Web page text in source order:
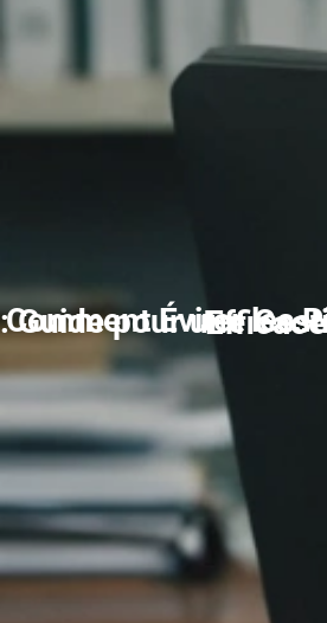
Comment Éviter les Pièges Fiscaux : Guide pour une Gestion Financière Efficace